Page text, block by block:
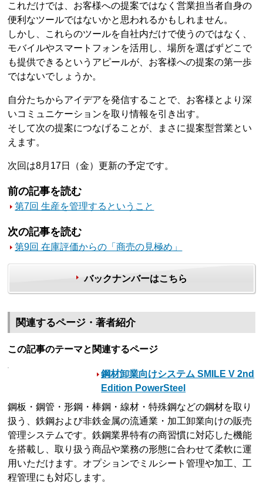
これだけでは、お客様への提案ではなく営業担当者自身の
便利なツールではないかと思われるかもしれません。
しかし、これらのツールを自社内だけで使うのではなく、
モバイルやスマートフォンを活用し、場所を選ばずどこで
も提供できるというアピールが、お客様への提案の第一歩
ではないでしょうか。
自分たちからアイデアを発信することで、お客様とより深
いコミュニケーションを取り情報を引き出す。
そして次の提案につなげることが、まさに提案型営業とい
えます。
次回は8月17日（金）更新の予定です。
前の記事を読む
第7回 生産を管理するということ
次の記事を読む
第9回 在庫評価からの「商売の見極め」
バックナンバーはこちら
関連するページ・著者紹介
この記事のテーマと関連するページ
鋼材卸業向けシステム SMILE V 2nd
Edition PowerSteel
鋼板・鋼管・形鋼・棒鋼・線材・特殊鋼などの鋼材を取り
扱う、鉄鋼および非鉄金属の流通業・加工卸業向けの販売
管理システムです。鉄鋼業界特有の商習慣に対応した機能
を搭載し、取り扱う商品や業務の形態に合わせて柔軟に運
用いただけます。オプションでミルシート管理や加工、工
程管理にも対応します。